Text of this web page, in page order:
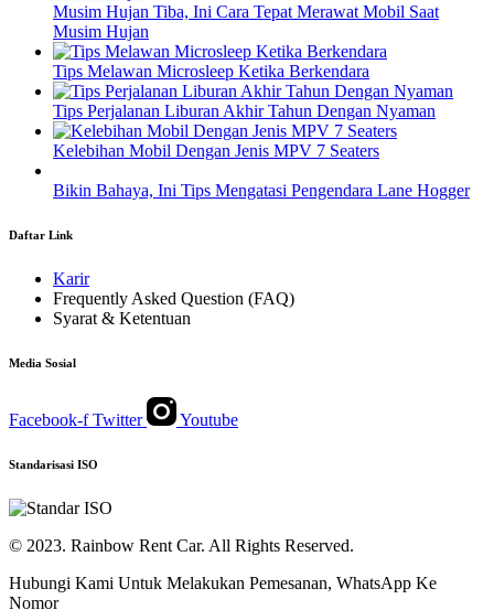
Musim Hujan Tiba, Ini Cara Tepat Merawat Mobil Saat
Musim Hujan
Tips Melawan Microsleep Ketika Berkendara
Tips Perjalanan Liburan Akhir Tahun Dengan Nyaman
Kelebihan Mobil Dengan Jenis MPV 7 Seaters
Bikin Bahaya, Ini Tips Mengatasi Pengendara Lane Hogger
Daftar Link
Karir
Frequently Asked Question (FAQ)
Syarat & Ketentuan
Media Sosial
Facebook-f Twitter Youtube
Standarisasi ISO
© 2023. Rainbow Rent Car. All Rights Reserved.
Hubungi Kami Untuk Melakukan Pemesanan, WhatsApp Ke
Nomor